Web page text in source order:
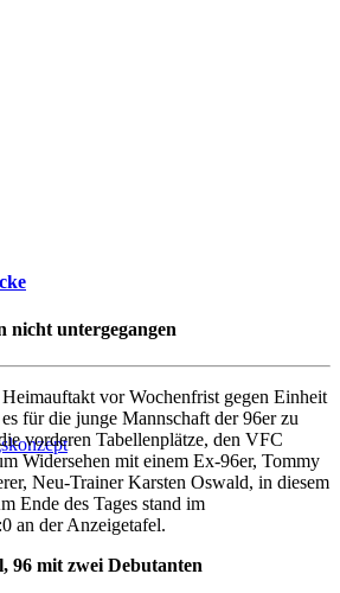
nicht untergegangen
vor Wochenfrist gegen Einheit
für die junge Mannschaft der 96er zu
vorderen Tabellenplätze, den VFC
Widersehen mit einem Ex-96er, Tommy
Neu-Trainer Karsten Oswald, in diesem
Ende des Tages stand im
an der Anzeigetafel.
96 mit zwei Debutanten